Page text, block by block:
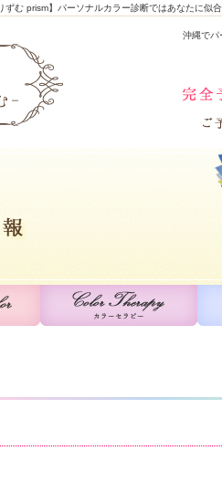
む prism】パーソナルカラー診断ではあなたに似
沖縄でパ